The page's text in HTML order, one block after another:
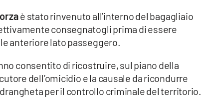
è stato rinvenuto all’interno del bagagliaio
consegnatogli prima di essere
anteriore lato passeggero.
consentito di ricostruire, sul piano della
dell’omicidio e la causale da ricondurre
per il controllo criminale del territorio.